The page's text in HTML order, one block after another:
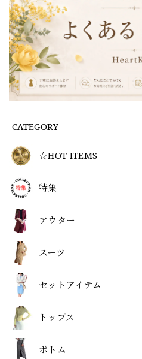
CATEGORY
☆HOT ITEMS
特集
アウター
スーツ
セットアイテム
トップス
ボトム